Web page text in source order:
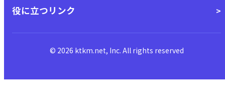
役に立つリンク
© 2026 ktkm.net, Inc. All rights reserved